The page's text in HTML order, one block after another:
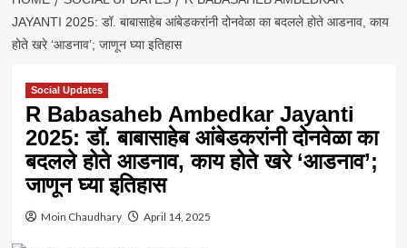
JAYANTI 2025: डॉ. बाबासाहेब आंबेडकरांनी दोनवेळा का बदलले होते आडनाव, काय
होते खरे ‘आडनाव’; जाणून घ्या इतिहास
Social Updates
R Babasaheb Ambedkar Jayanti
2025: डॉ. बाबासाहेब आंबेडकरांनी दोनवेळा का
बदलले होते आडनाव, काय होते खरे ‘आडनाव’;
जाणून घ्या इतिहास
Moin Chaudhary April 14, 2025